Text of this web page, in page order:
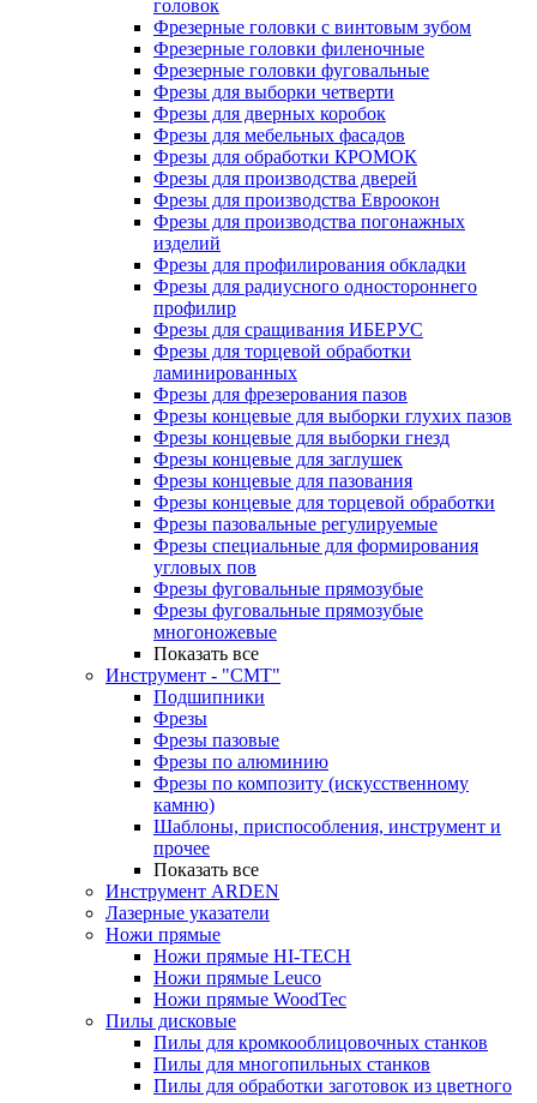
головок
Фрезерные головки с винтовым зубом
Фрезерные головки филеночные
Фрезерные головки фуговальные
Фрезы для выборки четверти
Фрезы для дверных коробок
Фрезы для мебельных фасадов
Фрезы для обработки КРОМОК
Фрезы для производства дверей
Фрезы для производства Евроокон
Фрезы для производства погонажных
изделий
Фрезы для профилирования обкладки
Фрезы для радиусного одностороннего
профилир
Фрезы для сращивания ИБЕРУС
Фрезы для торцевой обработки
ламинированных
Фрезы для фрезерования пазов
Фрезы концевые для выборки глухих пазов
Фрезы концевые для выборки гнезд
Фрезы концевые для заглушек
Фрезы концевые для пазования
Фрезы концевые для торцевой обработки
Фрезы пазовальные регулируемые
Фрезы специальные для формирования
угловых пов
Фрезы фуговальные прямозубые
Фрезы фуговальные прямозубые
многоножевые
Показать все
Инструмент - "СМТ"
Подшипники
Фрезы
Фрезы пазовые
Фрезы по алюминию
Фрезы по композиту (искусственному
камню)
Шаблоны, приспособления, инструмент и
прочее
Показать все
Инструмент ARDEN
Лазерные указатели
Ножи прямые
Ножи прямые HI-TECH
Ножи прямые Leuco
Ножи прямые WoodTec
Пилы дисковые
Пилы для кромкооблицовочных станков
Пилы для многопильных станков
Пилы для обработки заготовок из цветного